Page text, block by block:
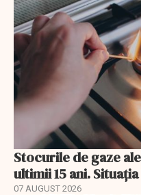
Stocurile de gaze
ultimii 15 ani.
07 AUGUST 2026